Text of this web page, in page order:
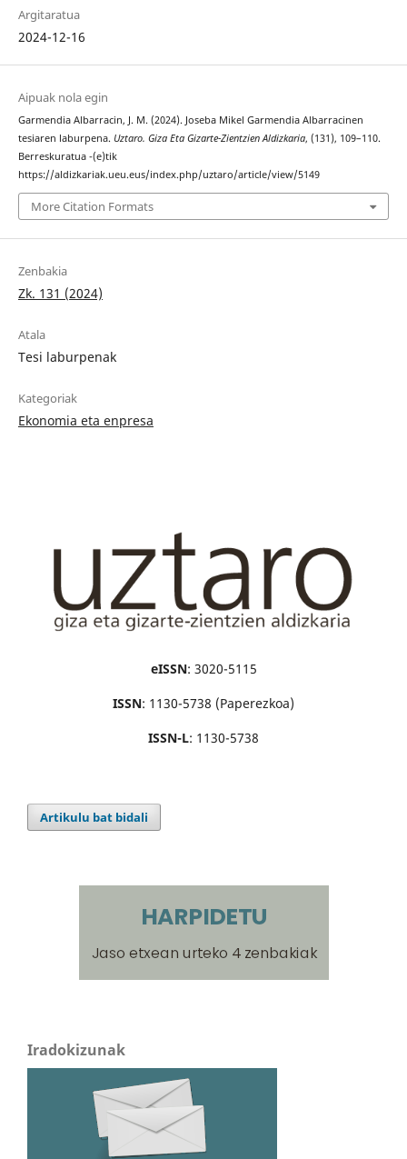
Argitaratua
2024-12-16
Aipuak nola egin
Garmendia Albarracin, J. M. (2024). Joseba Mikel Garmendia Albarracinen
tesiaren laburpena. Uztaro. Giza Eta Gizarte-Zientzien Aldizkaria, (131), 109–110.
Berreskuratua -(e)tik
https://aldizkariak.ueu.eus/index.php/uztaro/article/view/5149
More Citation Formats
Zenbakia
Zk. 131 (2024)
Atala
Tesi laburpenak
Kategoriak
Ekonomia eta enpresa
eISSN: 3020-5115
ISSN: 1130-5738 (Paperezkoa)
ISSN-L: 1130-5738
Artikulu bat bidali
Iradokizunak